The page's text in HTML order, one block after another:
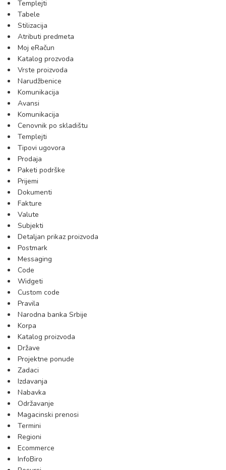
Templejti
Tabele
Stilizacija
Atributi predmeta
Moj eRačun
Katalog prozvoda
Vrste proizvoda
Narudžbenice
Komunikacija
Avansi
Komunikacija
Cenovnik po skladištu
Templejti
Tipovi ugovora
Prodaja
Paketi podrške
Prijemi
Dokumenti
Fakture
Valute
Subjekti
Detaljan prikaz proizvoda
Postmark
Messaging
Code
Widgeti
Custom code
Pravila
Narodna banka Srbije
Korpa
Katalog proizvoda
Države
Projektne ponude
Zadaci
Izdavanja
Nabavka
Održavanje
Magacinski prenosi
Termini
Regioni
Ecommerce
InfoBiro